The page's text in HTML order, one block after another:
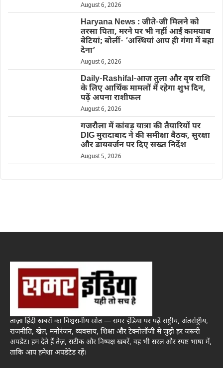
August 6, 2026
Haryana News : जीते-जी मिलने को
तरसा पिता, मरने पर भी नहीं आईं कामयाब
बेटियां; बोलीं- ‘अस्थियां आप ही गंगा में बहा
देना’
August 6, 2026
Daily-Rashifal-आज तुला और वृष राशि
के लिए आर्थिक मामलों में रहेगा शुभ दिन,
पढ़ें अपना राशीफल
August 6, 2026
गजरौला में कांवड़ यात्रा की तैयारियों पर
DIG मुरादाबाद ने की समीक्षा बैठक, सुरक्षा
और डायवर्जन पर दिए सख्त निर्देश
August 5, 2026
ताज़ा हिंदी खबरों का विश्वसनीय स्रोत — समर इंडिया पर पढ़ें राष्ट्रीय, अंतर्राष्ट्रीय,
राजनीति, खेल, मनोरंजन, व्यवसाय, शिक्षा और टेक्नोलॉजी से जुड़ी हर जरूरी
अपडेट। हम देते हैं तेज़, सटीक और निष्पक्ष खबरें, वह भी सरल और स्पष्ट भाषा में,
ताकि आप हमेशा अपडेटेड रहें।